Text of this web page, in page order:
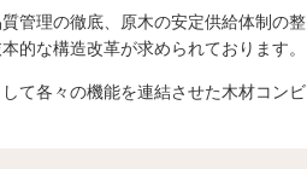
管理の徹底、原木の安定供給体制の整
的な構造改革が求められております。
て各々の機能を連結させた木材コンビ